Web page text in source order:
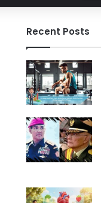
Recent Posts